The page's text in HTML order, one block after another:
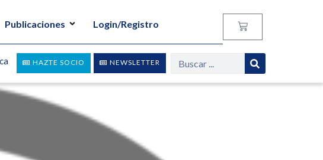
Publicaciones Login/Registro
NEWSLETTER
HAZTE SOCIO